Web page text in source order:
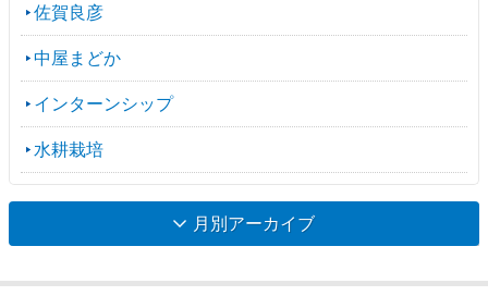
佐賀良彦
中屋まどか
インターンシップ
水耕栽培
月別アーカイブ